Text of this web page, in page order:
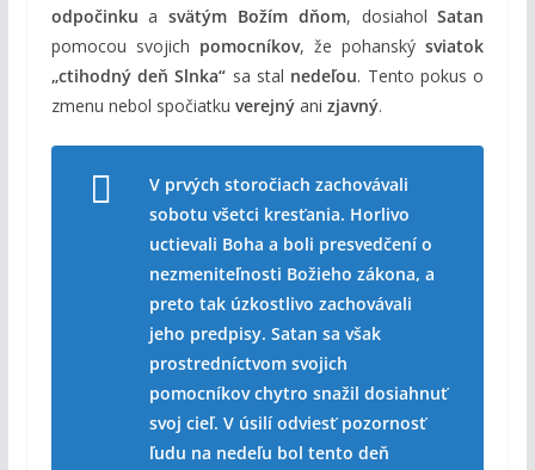
odpočinku asvätým Božím dňom, dosiaholSatan
pomocou svojich pomocníkov, že pohanskýsviatok
„ctihodný deň Slnka“ sa stal nedeľou. Tento pokus o
zmenu nebol spočiatku verejnýani zjavný.
V prvých storočiach zachovávali
sobotu všetci kresťania. Horlivo
uctievali Boha a boli presvedčení o
nezmeniteľnosti Božieho zákona, a
preto tak úzkostlivo zachovávali
jeho predpisy. Satan sa však
prostredníctvom svojich
pomocníkov chytro snažil dosiahnuť
svoj cieľ. V úsilí odviesť pozornosť
ľudu na nedeľu bol tento deň